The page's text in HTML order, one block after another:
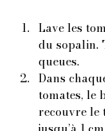
Lave les
du sopalin.
queues.
Dans
tomates, le
recouvre le